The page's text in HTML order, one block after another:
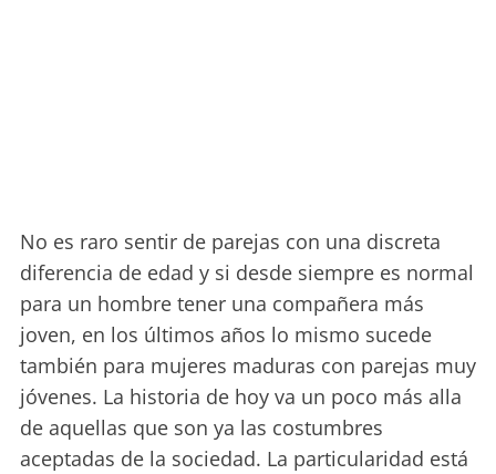
No es raro sentir de parejas con una discreta
diferencia de edad y si desde siempre es normal
para un hombre tener una compañera más
joven, en los últimos años lo mismo sucede
también para mujeres maduras con parejas muy
jóvenes. La historia de hoy va un poco más alla
de aquellas que son ya las costumbres
aceptadas de la sociedad. La particularidad está